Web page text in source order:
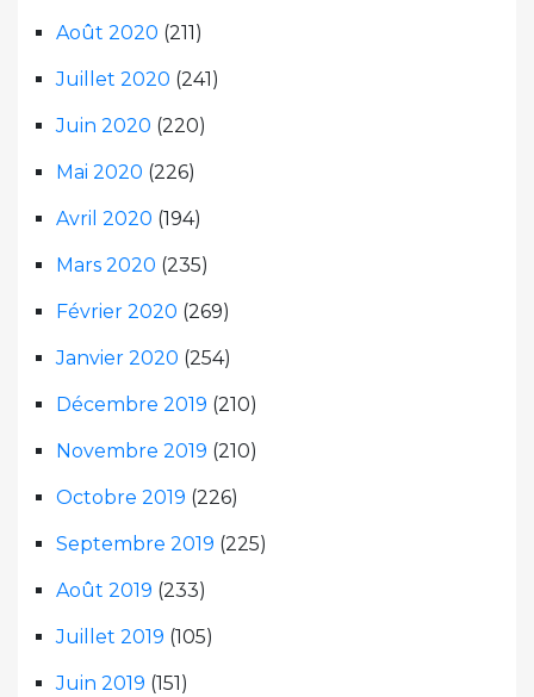
Août 2020 (211)
Juillet 2020 (241)
Juin 2020 (220)
Mai 2020 (226)
Avril 2020 (194)
Mars 2020 (235)
Février 2020 (269)
Janvier 2020 (254)
Décembre 2019 (210)
Novembre 2019 (210)
Octobre 2019 (226)
Septembre 2019 (225)
Août 2019 (233)
Juillet 2019 (105)
Juin 2019 (151)